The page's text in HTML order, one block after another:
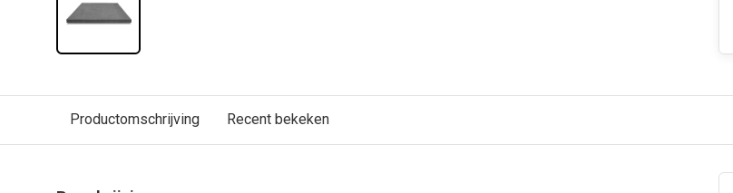
Productomschrijving Recent bekeken